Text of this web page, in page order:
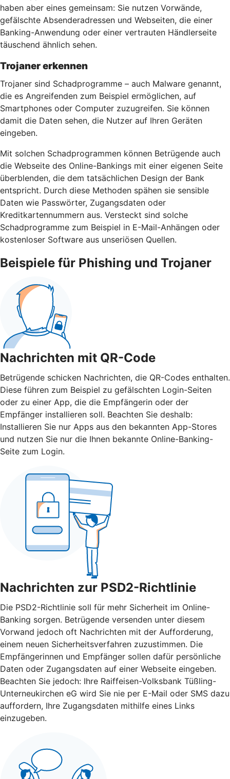
haben aber eines gemeinsam: Sie nutzen Vorwände,
gefälschte Absenderadressen und Webseiten, die einer
Banking-Anwendung oder einer vertrauten Händlerseite
täuschend ähnlich sehen.
Trojaner erkennen
Trojaner sind Schadprogramme – auch Malware genannt,
die es Angreifenden zum Beispiel ermöglichen, auf
Smartphones oder Computer zuzugreifen. Sie können
damit die Daten sehen, die Nutzer auf Ihren Geräten
eingeben.
Mit solchen Schadprogrammen können Betrügende auch
die Webseite des Online-Bankings mit einer eigenen Seite
überblenden, die dem tatsächlichen Design der Bank
entspricht. Durch diese Methoden spähen sie sensible
Daten wie Passwörter, Zugangsdaten oder
Kreditkartennummern aus. Versteckt sind solche
Schadprogramme zum Beispiel in E-Mail-Anhängen oder
kostenloser Software aus unseriösen Quellen.
Beispiele für Phishing und Trojaner
Nachrichten mit QR-Code
Betrügende schicken Nachrichten, die QR-Codes enthalten.
Diese führen zum Beispiel zu gefälschten Login-Seiten
oder zu einer App, die die Empfängerin oder der
Empfänger installieren soll. Beachten Sie deshalb:
Installieren Sie nur Apps aus den bekannten App-Stores
und nutzen Sie nur die Ihnen bekannte Online-Banking-
Seite zum Login.
Nachrichten zur PSD2-Richtlinie
Die PSD2-Richtlinie soll für mehr Sicherheit im Online-
Banking sorgen. Betrügende versenden unter diesem
Vorwand jedoch oft Nachrichten mit der Aufforderung,
einem neuen Sicherheitsverfahren zuzustimmen. Die
Empfängerinnen und Empfänger sollen dafür persönliche
Daten oder Zugangsdaten auf einer Webseite eingeben.
Beachten Sie jedoch: Ihre Raiffeisen-Volksbank Tüßling-
Unterneukirchen eG wird Sie nie per E-Mail oder SMS dazu
auffordern, Ihre Zugangsdaten mithilfe eines Links
einzugeben.